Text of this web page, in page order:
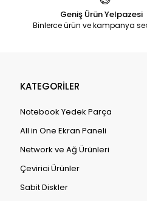
Geniş Ürün Yelpazesi
Binlerce ürün ve kampanya
KATEGORİLER
Notebook Yedek Parça
All in One Ekran Paneli
Network ve Ağ Ürünleri
Çevirici Ürünler
Sabit Diskler